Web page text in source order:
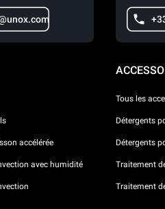
accélérée
avec humidité
Tous les
Détergents
Détergents
Traitement
Traitement